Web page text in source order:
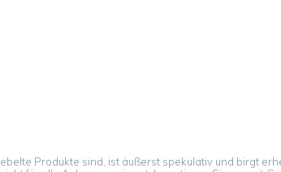
Produkte sind, ist äußerst spekulativ und birgt